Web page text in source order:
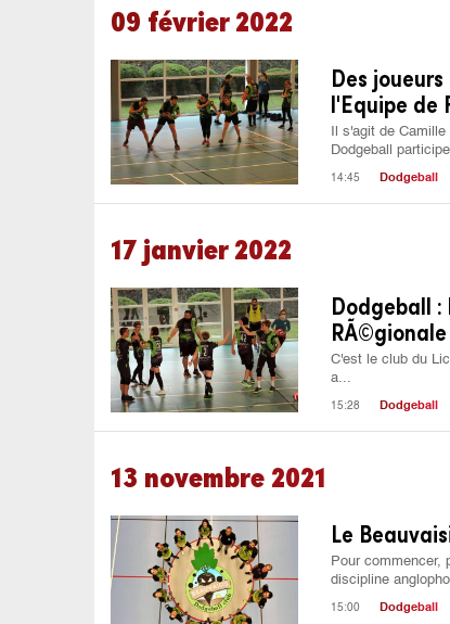
09 février 2022
Des
l'Equipe de
Il s'agit de
Dodgeball
14:45 Dodgeball
17 janvier 2022
Dodgeball
C'est le club du
a...
15:28 Dodgeball
13 novembre 2021
Le
Pour commencer,
discipline
15:00 Dodgeball